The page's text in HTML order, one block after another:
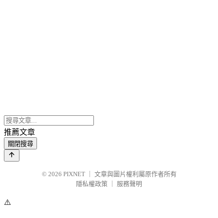
推薦文章
關閉搜尋
© 2026 PIXNET
文章與圖片權利屬原作者所有
隱私權政策
服務聲明
⚠️